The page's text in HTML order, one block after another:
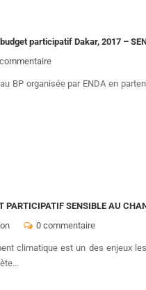
participatif Dakar, 2017 –
BP organisée par ENDA en
SENSIBLE AU
0 commentaire
climatique est un des enjeux